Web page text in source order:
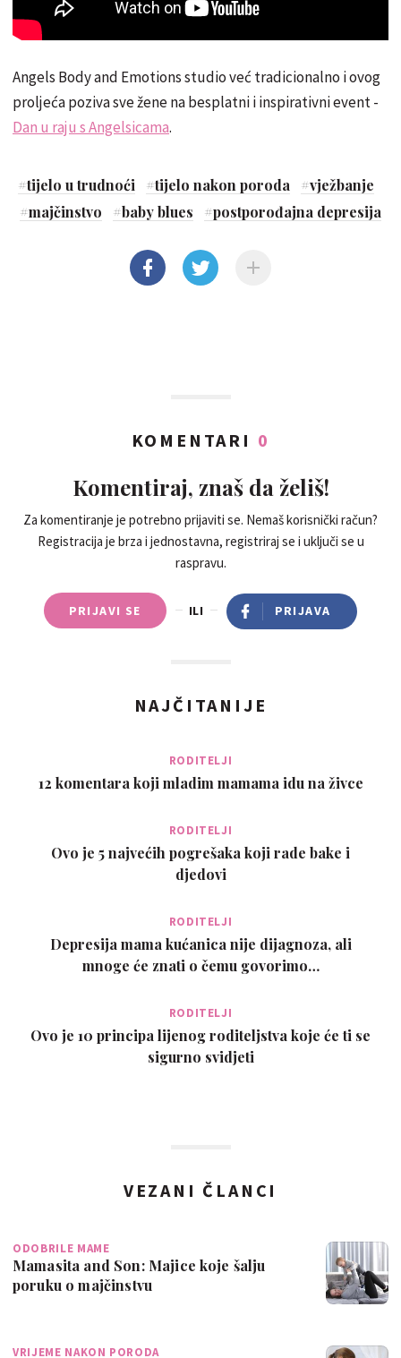
Angels Body and Emotions studio već tradicionalno i ovog
proljeća poziva sve žene na besplatni i inspirativni event -
Dan u raju s Angelsicama.
#tijelo u trudnoći #tijelo nakon poroda #vježbanje
#majčinstvo #baby blues #postporođajna depresija
KOMENTARI 0
Komentiraj, znaš da želiš!
Za komentiranje je potrebno prijaviti se. Nemaš korisnički račun?
Registracija je brza i jednostavna, registriraj se i uključi se u
raspravu.
PRIJAVI SE ILI PRIJAVA
NAJČITANIJE
RODITELJI
12 komentara koji mladim mamama idu na živce
RODITELJI
Ovo je 5 najvećih pogrešaka koji rade bake i
djedovi
RODITELJI
Depresija mama kućanica nije dijagnoza, ali
mnoge će znati o čemu govorimo…
RODITELJI
Ovo je 10 principa lijenog roditeljstva koje će ti se
sigurno svidjeti
VEZANI ČLANCI
ODOBRILE MAME
Mamasita and Son: Majice koje šalju
poruku o majčinstvu
VRIJEME NAKON PORODA